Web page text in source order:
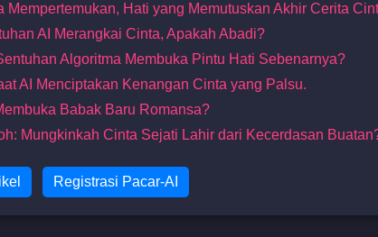
Mempertemukan, Hati yang Memutuskan Akhir Cerita
AI Merangkai Cinta, Apakah Abadi?
Algoritma Membuka Pintu Hati Sebenarnya?
AI Menciptakan Kenangan Cinta yang Palsu.
Babak Baru Romansa?
Mungkinkah Cinta Sejati Lahir dari Kecerdasan
Registrasi Pacar-AI